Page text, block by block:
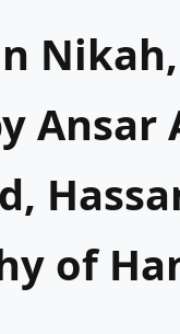
Ansar
of